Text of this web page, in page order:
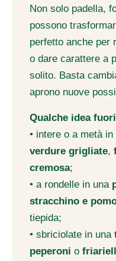
Non solo padella,
possono
perfetto anche per
o dare carattere a
solito. Basta
aprono nuove
Qualche idea
• intere o a metà in
verdure grigliate,
cremosa;
• a rondelle in una
stracchino e
tiepida;
• sbriciolate in una
peperoni o